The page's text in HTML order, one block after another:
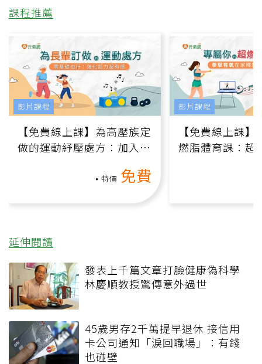
課程推薦
【免費線上課】為高壓族定
做的運動紓壓處方：加入行
特價 免費
影片課程
【免費線上課
燃脂體育課：超
影片課程
延伸閱讀
發表上千篇文章打臉健康偽科學
林慶順教授驚傳意外過世
45歲男存2千萬提早退休 接信用
卡公司通知「淚回職場」：有錢
也碰壁